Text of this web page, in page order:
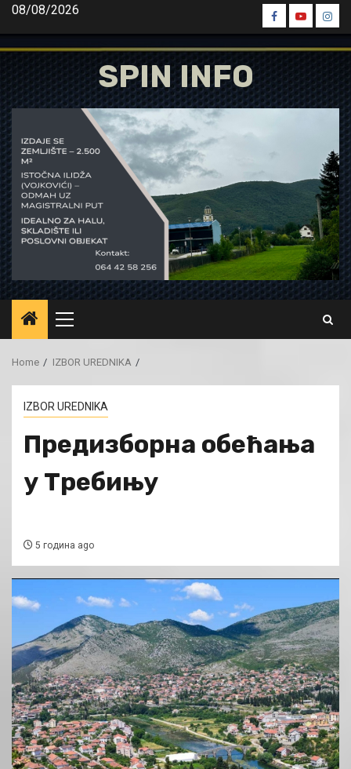
Skip
content
08/08/2026
Spin
Facebook
Spin
Youtube
Spin
SPIN INFO
Primary
Menu
Home IZBOR UREDNIKA
IZBOR UREDNIKA
Предизборна обећања
у Требињу
5 година ago